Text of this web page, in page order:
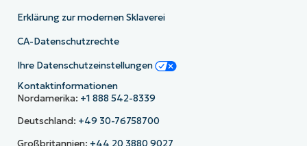
Erklärung zur modernen Sklaverei
CA-Datenschutzrechte
Ihre Datenschutzeinstellungen
Kontaktinformationen
Nordamerika: +1 888 542-8339
Deutschland: +49 30-76758700
Großbritannien: +44 20 3880 9027